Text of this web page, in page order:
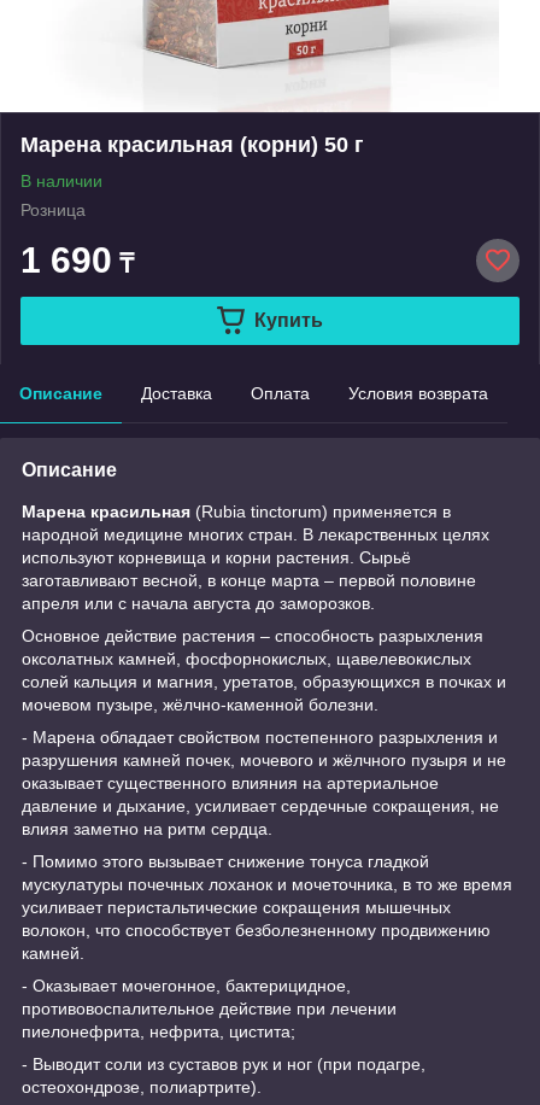
Марена красильная (корни) 50 г
В наличии
Розница
1 690 ₸
Купить
Описание Доставка Оплата Условия возврата
Описание
Марена красильная (Rubia tinctorum) применяется в
народной медицине многих стран. В лекарственных целях
используют корневища и корни растения. Сырьё
заготавливают весной, в конце марта – первой половине
апреля или с начала августа до заморозков.
Основное действие растения – способность разрыхления
оксолатных камней, фосфорнокислых, щавелевокислых
солей кальция и магния, уретатов, образующихся в почках и
мочевом пузыре, жёлчно-каменной болезни.
- Марена обладает свойством постепенного разрыхления и
разрушения камней почек, мочевого и жёлчного пузыря и не
оказывает существенного влияния на артериальное
давление и дыхание, усиливает сердечные сокращения, не
влияя заметно на ритм сердца.
- Помимо этого вызывает снижение тонуса гладкой
мускулатуры почечных лоханок и мочеточника, в то же время
усиливает перистальтические сокращения мышечных
волокон, что способствует безболезненному продвижению
камней.
- Оказывает мочегонное, бактерицидное,
противовоспалительное действие при лечении
пиелонефрита, нефрита, цистита;
- Выводит соли из суставов рук и ног (при подагре,
остеохондрозе, полиартрите).